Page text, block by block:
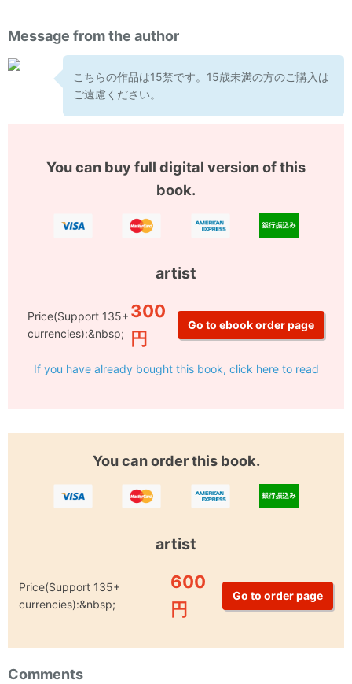
Message from the author
こちらの作品は15禁です。15歳未満の方のご購入は
ご遠慮ください。
You can buy full digital version of this
book.
artist
Price(Support 135+
currencies):&nbsp;
300
円
If you have already bought this book, click here to read
You can order this book.
artist
Price(Support 135+
currencies):&nbsp;
600
円
Comments